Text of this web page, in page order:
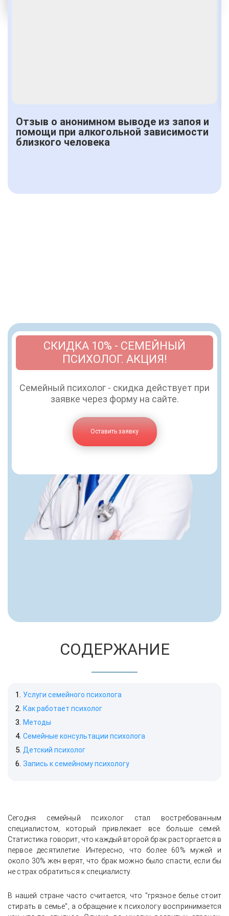
Отзыв о анонимном выводе из запоя и
помощи при алкогольной зависимости
близкого человека
СКИДКА 10% - СЕМЕЙНЫЙ
ПСИХОЛОГ. АКЦИЯ!
Семейный психолог - скидка действует при
заявке через форму на сайте.
Оставить заявку
СОДЕРЖАНИЕ
Услуги семейного психолога
Как работает психолог
Методы
Семейные консультации психолога
Детский психолог
Запись к семейному психологу
Сегодня семейный психолог стал востребованным
специалистом, который привлекает все больше семей.
Статистика говорит, что каждый второй брак расторгается в
первое десятилетие. Интересно, что более 60% мужей и
около 30% жен верят, что брак можно было спасти, если бы
не страх обратиться к специалисту.
В нашей стране часто считается, что "грязное белье стоит
стирать в семье", а обращение к психологу воспринимается